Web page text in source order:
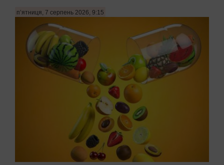
зростання концентрації мікропластику в тканинах
головного мозку людини. Останні дослідження показують,
що мікроскопічні частки полімерів здатні долати
гематоенцефалічний бар'єр, який раніше вважався
надійн...
п’ятниця, 7 серпень 2026, 9:15